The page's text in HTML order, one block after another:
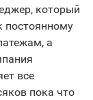
который
постоянному
а
все
пока что